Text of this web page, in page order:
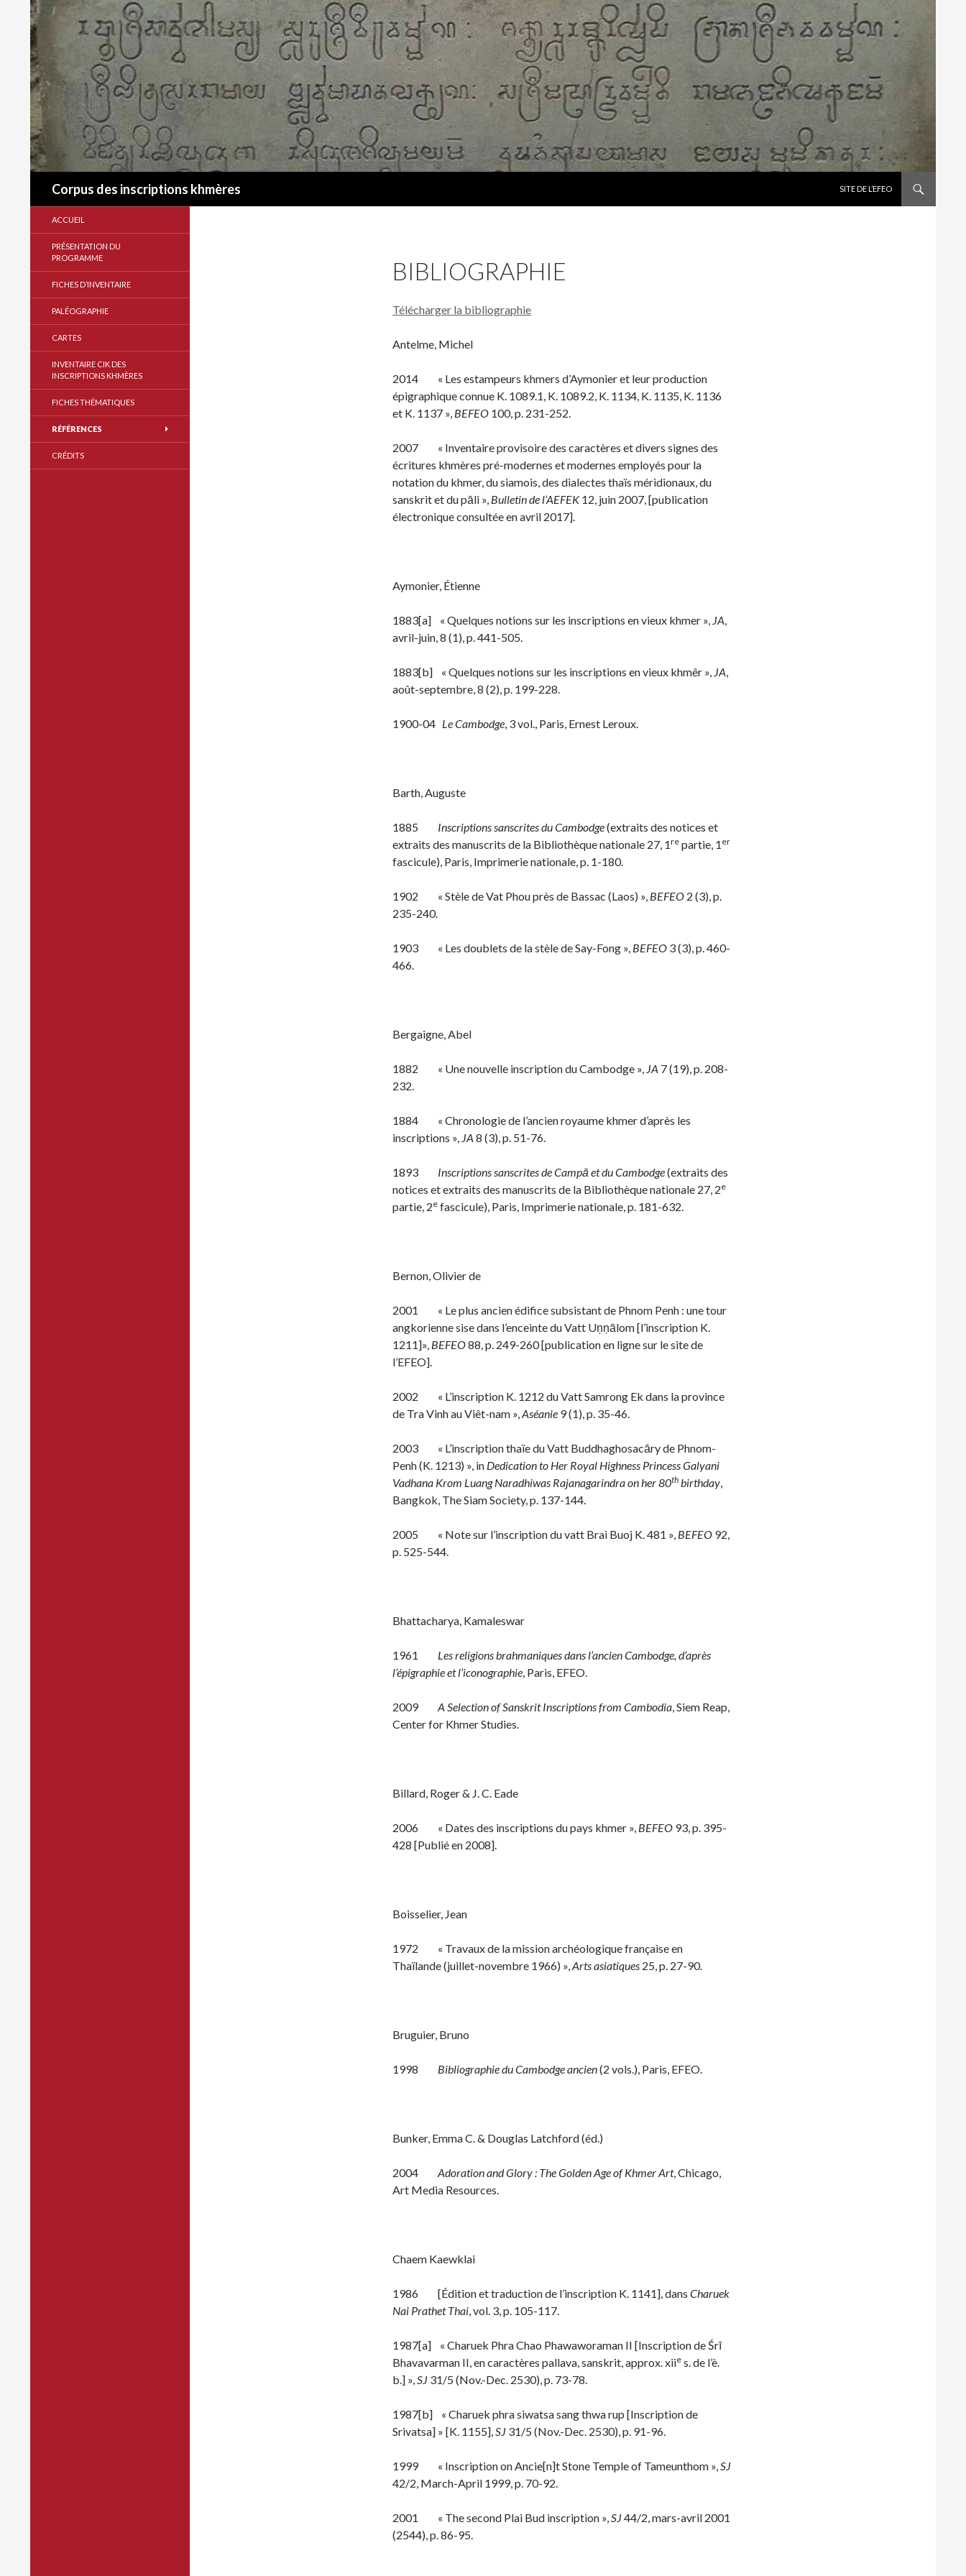
Corpus des inscriptions khmères
SITE DE L’EFEO
BIBLIOGRAPHIE
Télécharger la bibliographie
Antelme, Michel
2014 « Les estampeurs khmers d’Aymonier et leur production
épigraphique connue K. 1089.1, K. 1089.2, K. 1134, K. 1135, K. 1136
et K. 1137 », BEFEO 100, p. 231-252.
2007 « Inventaire provisoire des caractères et divers signes des
écritures khmères pré-modernes et modernes employés pour la
notation du khmer, du siamois, des dialectes thaïs méridionaux, du
sanskrit et du pāli », Bulletin de l’AEFEK12, juin 2007, [publication
électronique consultée en avril 2017].
Aymonier, Étienne
1883[a] « Quelques notions sur les inscriptions en vieux khmer », JA,
avril-juin, 8 (1), p. 441-505.
1883[b] « Quelques notions sur les inscriptions en vieux khmêr », JA,
août-septembre, 8 (2), p. 199-228.
1900-04 Le Cambodge, 3 vol., Paris, Ernest Leroux.
Barth, Auguste
1885 Inscriptions sanscrites du Cambodge(extraits des notices et
extraits des manuscrits de la Bibliothèque nationale 27, 1re partie, 1 er
fascicule), Paris, Imprimerie nationale, p. 1-180.
1902 « Stèle de Vat Phou près de Bassac (Laos) », BEFEO 2 (3), p.
235-240.
1903 « Les doublets de la stèle de Say-Fong », BEFEO 3 (3), p. 460-
466.
Bergaigne, Abel
1882 « Une nouvelle inscription du Cambodge », JA 7 (19), p. 208-
232.
1884 « Chronologie de l’ancien royaume khmer d’après les
inscriptions », JA 8 (3), p. 51-76.
1893 Inscriptions sanscrites de Campā et du Cambodge(extraits des
notices et extraits des manuscrits de la Bibliothèque nationale 27, 2e
partie, 2e fascicule), Paris, Imprimerie nationale, p. 181-632.
Bernon, Olivier de
2001 « Le plus ancien édifice subsistant de Phnom Penh : une tour
angkorienne sise dans l’enceinte du Vatt Uņņālom [l’inscription K.
1211]», BEFEO88, p. 249-260 [publication en ligne sur le site de
l’EFEO].
2002 « L’inscription K. 1212 du Vatt Samrong Ek dans la province
de Tra Vinh au Viêt-nam »,Aséanie 9 (1), p. 35-46.
2003 « L’inscription thaïe du Vatt Buddhaghosacāry de Phnom-
Penh (K. 1213) », in Dedication to Her Royal Highness Princess Galyani
Vadhana Krom Luang Naradhiwas Rajanagarindra on her 80th birthday,
Bangkok, The Siam Society, p. 137-144.
2005 « Note sur l’inscription du vatt Brai Buoj K. 481 », BEFEO 92,
p. 525-544.
Bhattacharya, Kamaleswar
1961 Les religions brahmaniques dans l’ancien Cambodge, d’après
l’épigraphie et l’iconographie, Paris, EFEO.
2009 A Selection of Sanskrit Inscriptions from Cambodia, Siem Reap,
Center for Khmer Studies.
Billard, Roger & J. C. Eade
2006 « Dates des inscriptions du pays khmer », BEFEO 93, p. 395-
428 [Publié en 2008].
Boisselier, Jean
1972 « Travaux de la mission archéologique française en
Thaïlande (juillet-novembre 1966) »,Arts asiatiques 25, p. 27-90.
Bruguier, Bruno
1998 Bibliographie du Cambodge ancien(2 vols.), Paris, EFEO.
Bunker, Emma C. & Douglas Latchford (éd.)
2004 Adoration and Glory : The Golden Age of Khmer Art, Chicago,
Art Media Resources.
Chaem Kaewklai
1986 [Édition et traduction de l’inscription K. 1141], dans Charuek
Nai Prathet Thai, vol. 3, p. 105-117.
1987[a] « Charuek Phra Chao Phawaworaman II [Inscription de Śrī
Bhavavarman II, en caractères pallava, sanskrit, approx. xiie s. de l’è.
b.] »,SJ 31/5 (Nov.-Dec. 2530), p. 73-78.
1987[b] « Charuek phra siwatsa sang thwa rup [Inscription de
Srivatsa] » [K. 1155],SJ 31/5 (Nov.-Dec. 2530), p. 91-96.
1999 « Inscription on Ancie[n]t Stone Temple of Tameunthom »,SJ
42/2, March-April 1999, p. 70-92.
2001 « The second Plai Bud inscription »,SJ44/2, mars-avril 2001
(2544), p. 86-95.
ACCUEIL
PRÉSENTATION DU
PROGRAMME
FICHES D’INVENTAIRE
PALÉOGRAPHIE
CARTES
INVENTAIRE CIK DES
INSCRIPTIONS KHMÈRES
FICHES THÉMATIQUES
RÉFÉRENCES
CRÉDITS